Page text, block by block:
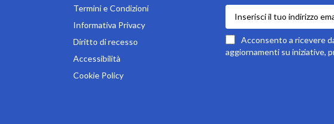
Termini e Condizioni
Informativa Privacy
Diritto di recesso
Accessibilità
Cookie Policy
Iscriviti
alla
nostra
newsletter:
Acconsento a ricevere
aggiornamenti su iniziative,